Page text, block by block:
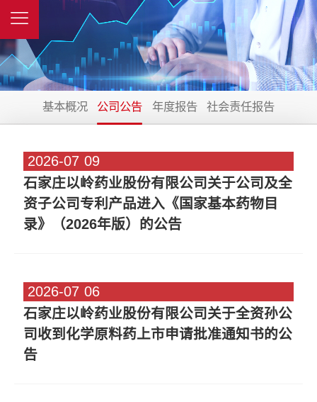
基本概况 公司公告 年度报告 社会责任报告
2026-07 09
石家庄以岭药业股份有限公司关于公司及全
资子公司专利产品进入《国家基本药物目
录》（2026年版）的公告
2026-07 06
石家庄以岭药业股份有限公司关于全资孙公
司收到化学原料药上市申请批准通知书的公
告